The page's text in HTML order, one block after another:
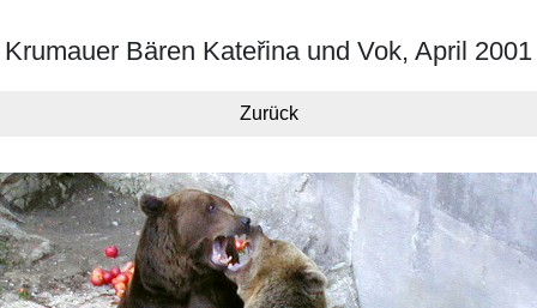
Krumauer Bären Kateřina und Vok, April 2001
Zurück